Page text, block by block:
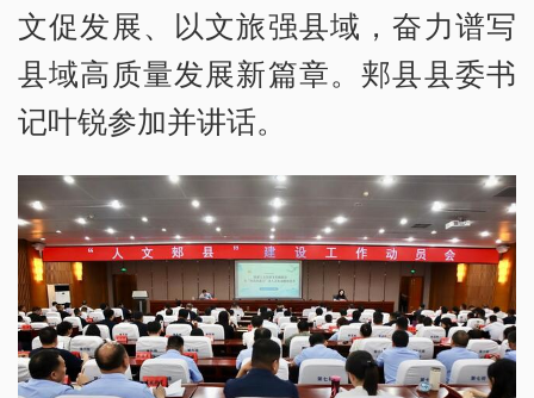
文促发展、以文旅强县域，奋力谱写
县域高质量发展新篇章。郏县县委书
记叶锐参加并讲话。